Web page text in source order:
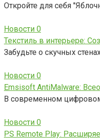
Откройте для себя
Новости 0
Текстиль в интерьере:
Забудьте о скучных
Новости 0
Emsisoft AntiMalware:
В современном цифровом
Новости 0
PS Remote Play: